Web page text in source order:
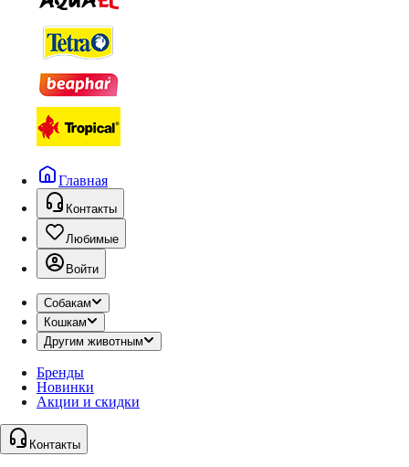
Главная
Контакты
Любимые
Войти
Собакам
Кошкам
Другим животным
Бренды
Новинки
Акции и скидки
Контакты